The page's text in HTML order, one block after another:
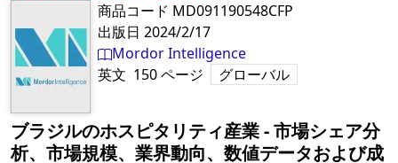
商品コード MD091190548CFP
出版日 2024/2/17
Mordor Intelligence
英文 150ページ グローバル
ブラジルのホスピタリティ産業 - 市場シェア分
析、市場規模、業界動向、数値データおよび成